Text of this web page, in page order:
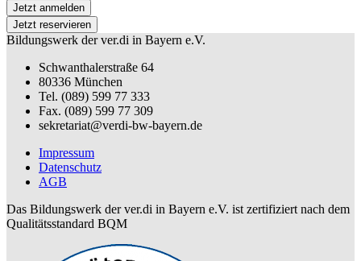
Jetzt anmelden
Jetzt reservieren
Bildungswerk der ver.di in Bayern e.V.
Schwanthalerstraße 64
80336 München
Tel. (089) 599 77 333
Fax. (089) 599 77 309
sekretariat@verdi-bw-bayern.de
Impressum
Datenschutz
AGB
Das Bildungswerk der ver.di in Bayern e.V. ist zertifiziert nach dem
Qualitätsstandard BQM